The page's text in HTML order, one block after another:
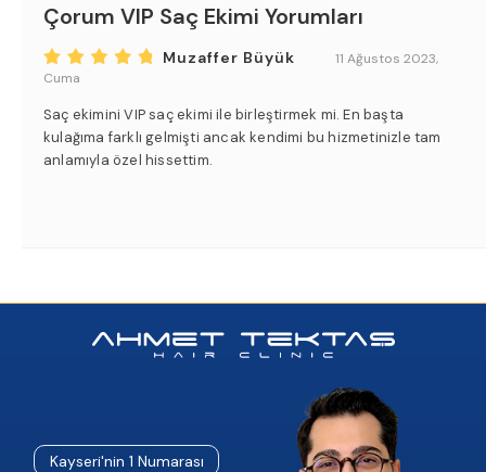
Çorum VIP Saç Ekimi Yorumları
Muzaffer Büyük
11 Ağustos 2023,
Cuma
Saç ekimini VIP saç ekimi ile birleştirmek mi. En başta
kulağıma farklı gelmişti ancak kendimi bu hizmetinizle tam
anlamıyla özel hissettim.
Kayseri'nin 1 Numarası